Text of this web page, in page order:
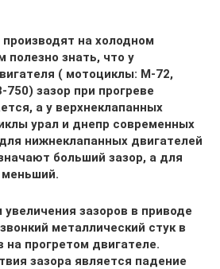
производят на холодном
полезно знать, что у
( мотоциклы: М-72,
зазор при прогреве
а у верхнеклапанных
урал и днепр современных
нижнеклапанных двигателей
больший зазор, а для
меньший.
зазоров в приводе
металлический стук в
на прогретом двигателе.
зазора является падение